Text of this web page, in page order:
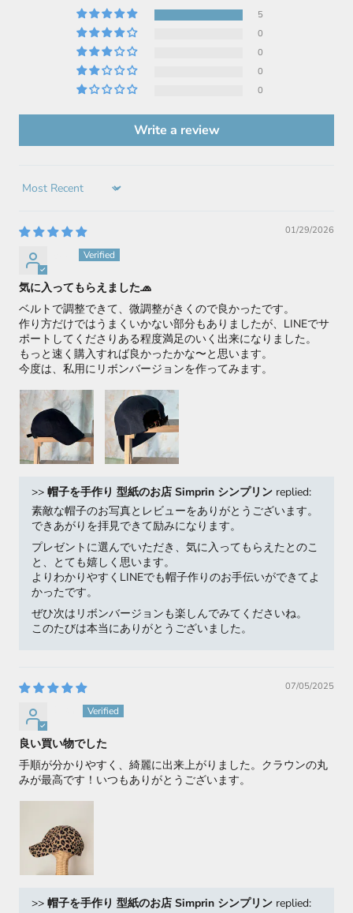
5
0
0
0
0
Write a review
Sort by
01/29/2026
気に入ってもらえました🧢
ベルトで調整できて、微調整がきくので良かったです。
作り方だけではうまくいかない部分もありましたが、LINEでサ
ポートしてくださりある程度満足のいく出来になりました。
もっと速く購入すれば良かったかな〜と思います。
今度は、私用にリボンバージョンを作ってみます。
>> 帽子を手作り 型紙のお店 Simprin シンプリン replied:
素敵な帽子のお写真とレビューをありがとうございます。
できあがりを拝見できて励みになります。
プレゼントに選んでいただき、気に入ってもらえたとのこ
と、とても嬉しく思います。
よりわかりやすくLINEでも帽子作りのお手伝いができてよ
かったです。
ぜひ次はリボンバージョンも楽しんでみてくださいね。
このたびは本当にありがとうございました。
07/05/2025
良い買い物でした
手順が分かりやすく、綺麗に出来上がりました。クラウンの丸
みが最高です！いつもありがとうございます。
>> 帽子を手作り 型紙のお店 Simprin シンプリン replied: